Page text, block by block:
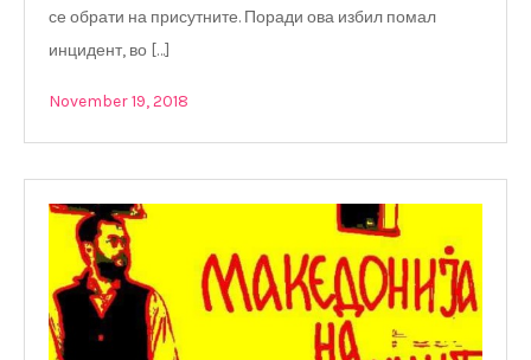
се обрати на присутните. Поради ова избил помал
инцидент, во […]
November 19, 2018